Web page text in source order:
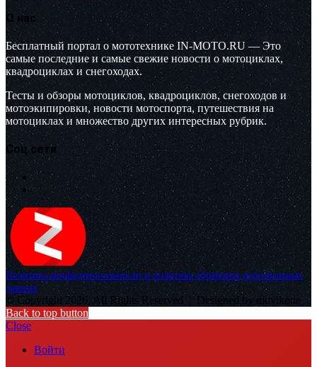
О нас
Бесплатный портал о мототехнике IN-MOTO.RU — Это
самые последние и самые свежие новости о мотоциклах,
квадроциклах и снегоходах.
Тесты и обзоры мотоциклов, квадроциклов, снегоходов и
мотоэкипировки, новости мотоспорта, путешествия на
мотоциклах и множество других интересных рубрик.
Соц.сети
Политика конфиденциальности и политика обработки персональных
данных
© Copyright 2026, All Rights Reserved |
Designed by muvikone
Back to top button
Close
Войти